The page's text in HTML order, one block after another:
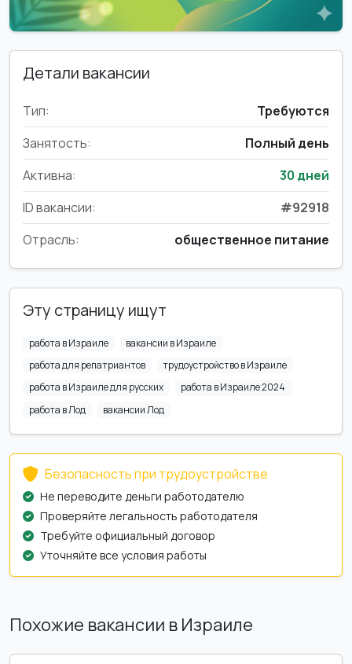
Детали вакансии
Тип:
Требуются
Занятость:
Полный день
Активна:
30 дней
ID вакансии:
#92918
Отрасль:
общественное питание
Эту страницу ищут
работа в Израиле
вакансии в Израиле
работа для репатриантов
трудоустройство в Израиле
работа в Израиле для русских
работа в Израиле 2024
работа в Лод
вакансии Лод
Безопасность при трудоустройстве
Не переводите деньги работодателю
Проверяйте легальность работодателя
Требуйте официальный договор
Уточняйте все условия работы
Похожие вакансии в Израиле